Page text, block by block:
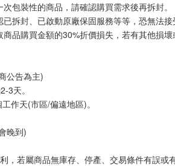
包裝性的商品，請確認購買需求後再拆封。
拆封、已啟動原廠保固服務等等，恐無法
品購買金額的30%折價損失，若有其他損
公告為主)
3天。
作天(市區/偏遠地區)。
晚到)
，若屬商品無庫存、停產、交易條件有誤